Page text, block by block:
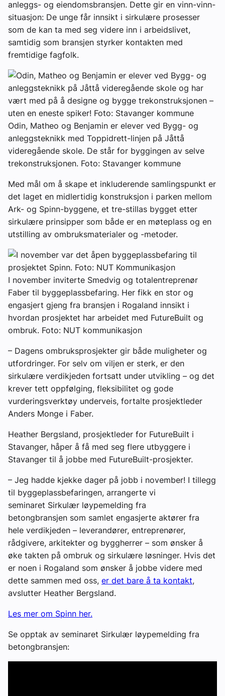
anleggs- og eiendomsbransjen. Dette gir en vinn-vinn-
situasjon: De unge får innsikt i sirkulære prosesser
som de kan ta med seg videre inn i arbeidslivet,
samtidig som bransjen styrker kontakten med
fremtidige fagfolk.
Odin, Matheo og Benjamin er elever ved Bygg- og
anleggsteknikk med Toppidrett-linjen på Jåttå
videregående skole. De står for byggingen av selve
trekonstruksjonen. Foto: Stavanger kommune
Med mål om å skape et inkluderende samlingspunkt er
det laget en midlertidig konstruksjon i parken mellom
Ark- og Spinn-byggene, et tre-stillas bygget etter
sirkulære prinsipper som både er en møteplass og en
utstilling av ombruksmaterialer og -metoder.
I november inviterte Smedvig og totalentreprenør
Faber til byggeplassbefaring. Her fikk en stor og
engasjert gjeng fra bransjen i Rogaland innsikt i
hvordan prosjektet har arbeidet med FutureBuilt og
ombruk. Foto: NUT kommunikasjon
– Dagens ombruksprosjekter gir både muligheter og
utfordringer. For selv om viljen er sterk, er den
sirkulære verdikjeden fortsatt under utvikling – og det
krever tett oppfølging, fleksibilitet og gode
vurderingsverktøy underveis, fortalte prosjektleder
Anders Monge i Faber.
Heather Bergsland, prosjektleder for FutureBuilt i
Stavanger, håper å få med seg flere utbyggere i
Stavanger til å jobbe med FutureBuilt-prosjekter.
– Jeg hadde kjekke dager på jobb i november! I tillegg
til byggeplassbefaringen, arrangerte vi
seminaret Sirkulær løypemelding fra
betongbransjen som samlet engasjerte aktører fra
hele verdikjeden – leverandører, entreprenører,
rådgivere, arkitekter og byggherrer – som ønsker å
øke takten på ombruk og sirkulære løsninger. Hvis det
er noen i Rogaland som ønsker å jobbe videre med
dette sammen med oss, er det bare å ta kontakt,
avslutter Heather Bergsland.
Les mer om Spinn her.
Se opptak av seminaret Sirkulær løypemelding fra
betongbransjen: